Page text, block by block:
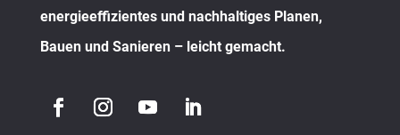
energieeffizientes und nachhaltiges Planen,
Bauen und Sanieren – leicht gemacht.